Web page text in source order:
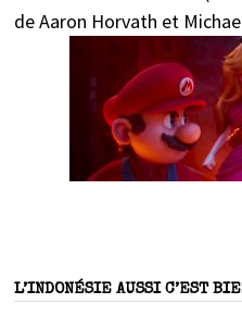
de Aaron Horvath et
L’INDONÉSIE AUSSI C’EST